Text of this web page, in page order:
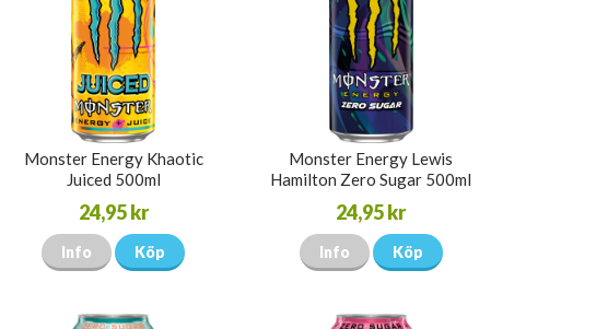
Monster Energy Khaotic
Juiced 500ml
24,95 kr
Info Köp
Monster Energy Lewis
Hamilton Zero Sugar 500ml
24,95 kr
Info Köp